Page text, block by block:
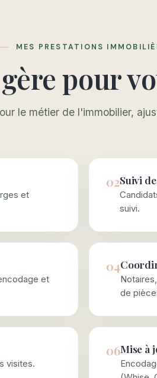
MES PRESTATIONS
pour
le métier de l'immobilier,
et
02Suivi
suivi.
et
04
de
visites.
06Mise à